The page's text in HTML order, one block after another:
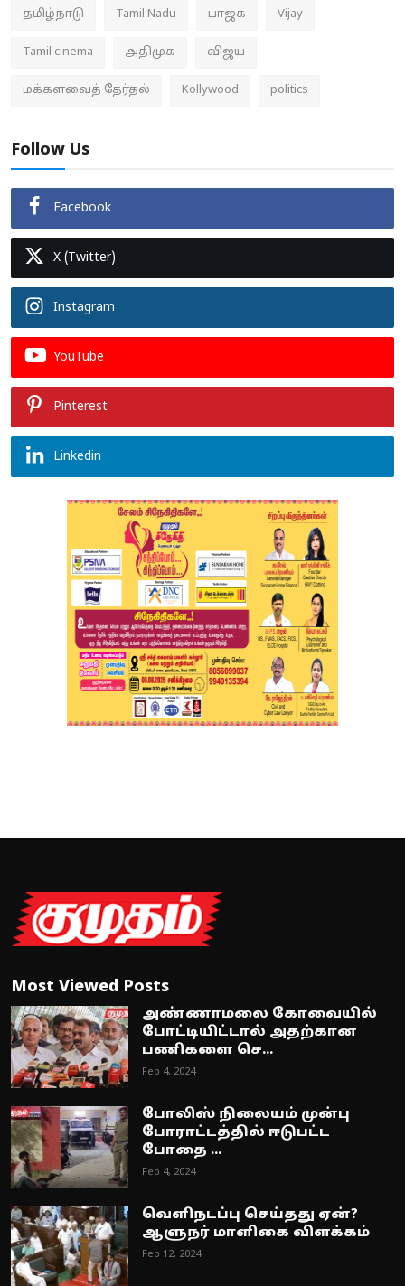
தமிழ்நாடு Tamil Nadu பாஜக Vijay
Tamil cinema அதிமுக விஜய்
மக்களவைத் தேர்தல் Kollywood politics
Follow Us
Facebook
X (Twitter)
Instagram
YouTube
Pinterest
Linkedin
Most Viewed Posts
அண்ணாமலை கோவையில்
போட்டியிட்டால் அதற்கான
பணிகளை செ...
Feb 4, 2024
போலிஸ் நிலையம் முன்பு
போராட்டத்தில் ஈடுபட்ட
போதை ...
Feb 4, 2024
வெளிநடப்பு செய்தது ஏன்?
ஆளுநர் மாளிகை விளக்கம்
Feb 12, 2024